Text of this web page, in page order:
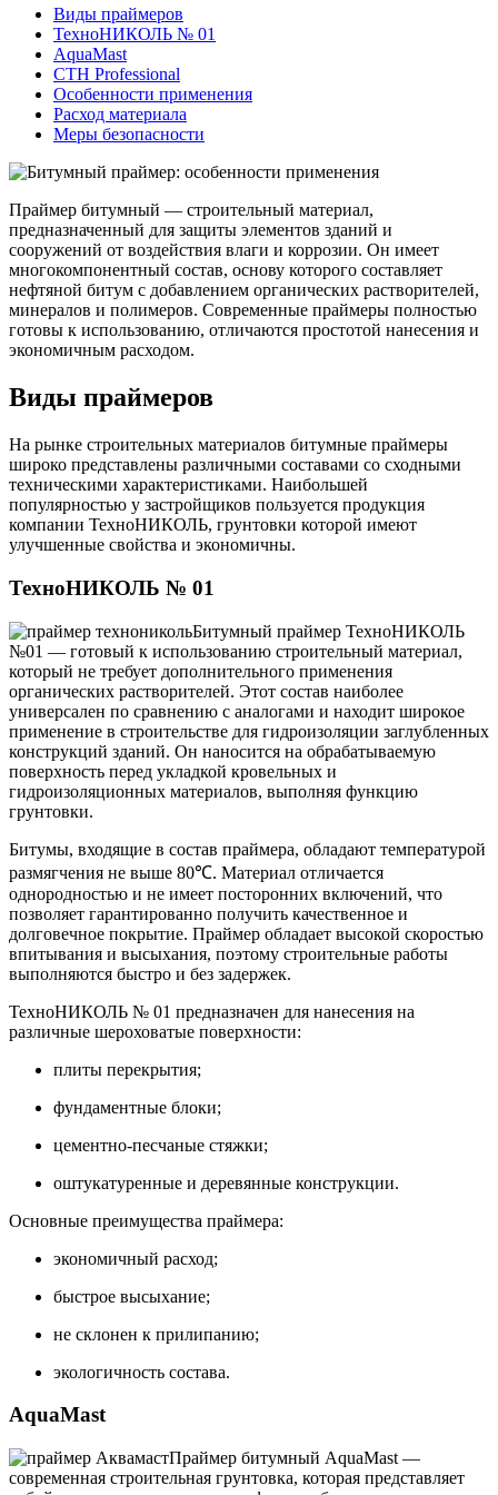
Виды праймеров
ТехноНИКОЛЬ № 01
AquaMast
СТН Professional
Особенности применения
Расход материала
Меры безопасности
Праймер битумный — строительный материал,
предназначенный для защиты элементов зданий и
сооружений от воздействия влаги и коррозии. Он имеет
многокомпонентный состав, основу которого составляет
нефтяной битум с добавлением органических растворителей,
минералов и полимеров. Современные праймеры полностью
готовы к использованию, отличаются простотой нанесения и
экономичным расходом.
Виды праймеров
На рынке строительных материалов битумные праймеры
широко представлены различными составами со сходными
техническими характеристиками. Наибольшей
популярностью у застройщиков пользуется продукция
компании ТехноНИКОЛЬ, грунтовки которой имеют
улучшенные свойства и экономичны.
ТехноНИКОЛЬ № 01
Битумный праймер ТехноНИКОЛЬ
№01 — готовый к использованию строительный материал,
который не требует дополнительного применения
органических растворителей. Этот состав наиболее
универсален по сравнению с аналогами и находит широкое
применение в строительстве для гидроизоляции заглубленных
конструкций зданий. Он наносится на обрабатываемую
поверхность перед укладкой кровельных и
гидроизоляционных материалов, выполняя функцию
грунтовки.
Битумы, входящие в состав праймера, обладают температурой
размягчения не выше 80℃. Материал отличается
однородностью и не имеет посторонних включений, что
позволяет гарантированно получить качественное и
долговечное покрытие. Праймер обладает высокой скоростью
впитывания и высыхания, поэтому строительные работы
выполняются быстро и без задержек.
ТехноНИКОЛЬ № 01 предназначен для нанесения на
различные шероховатые поверхности:
плиты перекрытия;
фундаментные блоки;
цементно-песчаные стяжки;
оштукатуренные и деревянные конструкции.
Основные преимущества праймера:
экономичный расход;
быстрое высыхание;
не склонен к прилипанию;
экологичность состава.
AquaMast
Праймер битумный AquaMast —
современная строительная грунтовка, которая представляет